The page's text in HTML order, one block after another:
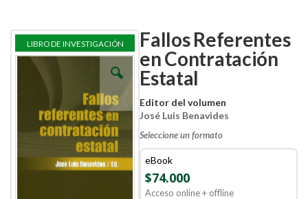
Fallos Referentes
en Contratación
Estatal
Editor del volumen
José Luis Benavides
Seleccione un formato
eBook
$74.000
Acceso online + offline
Skip
the
the
Skip
the
beginning
the
LIBRO DE INVESTIGACIÓN